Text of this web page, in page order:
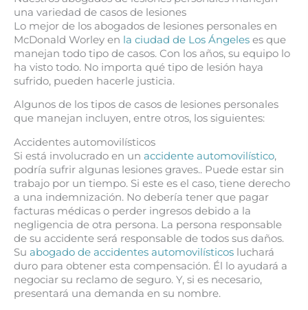
una variedad de casos de lesiones
Lo mejor de los abogados de lesiones personales en
McDonald Worley en la ciudad de Los Ángeles es que
manejan todo tipo de casos. Con los años, su equipo lo
ha visto todo. No importa qué tipo de lesión haya
sufrido, pueden hacerle justicia.
Algunos de los tipos de casos de lesiones personales
que manejan incluyen, entre otros, los siguientes:
Accidentes automovilísticos
Si está involucrado en un accidente automovilístico,
podría sufrir algunas lesiones graves.. Puede estar sin
trabajo por un tiempo. Si este es el caso, tiene derecho
a una indemnización. No debería tener que pagar
facturas médicas o perder ingresos debido a la
negligencia de otra persona. La persona responsable
de su accidente será responsable de todos sus daños.
Su abogado de accidentes automovilísticos luchará
duro para obtener esta compensación. Él lo ayudará a
negociar su reclamo de seguro. Y, si es necesario,
presentará una demanda en su nombre.